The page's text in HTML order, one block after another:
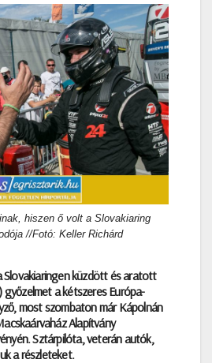
hiszen ő volt a Slovakiaring
//Fotó: Keller Richárd
küzdött és aratott
a kétszeres Európa-
most szombaton már Kápolnán
Alapítvány
Sztárpilóta, veterán autók,
a részleteket.